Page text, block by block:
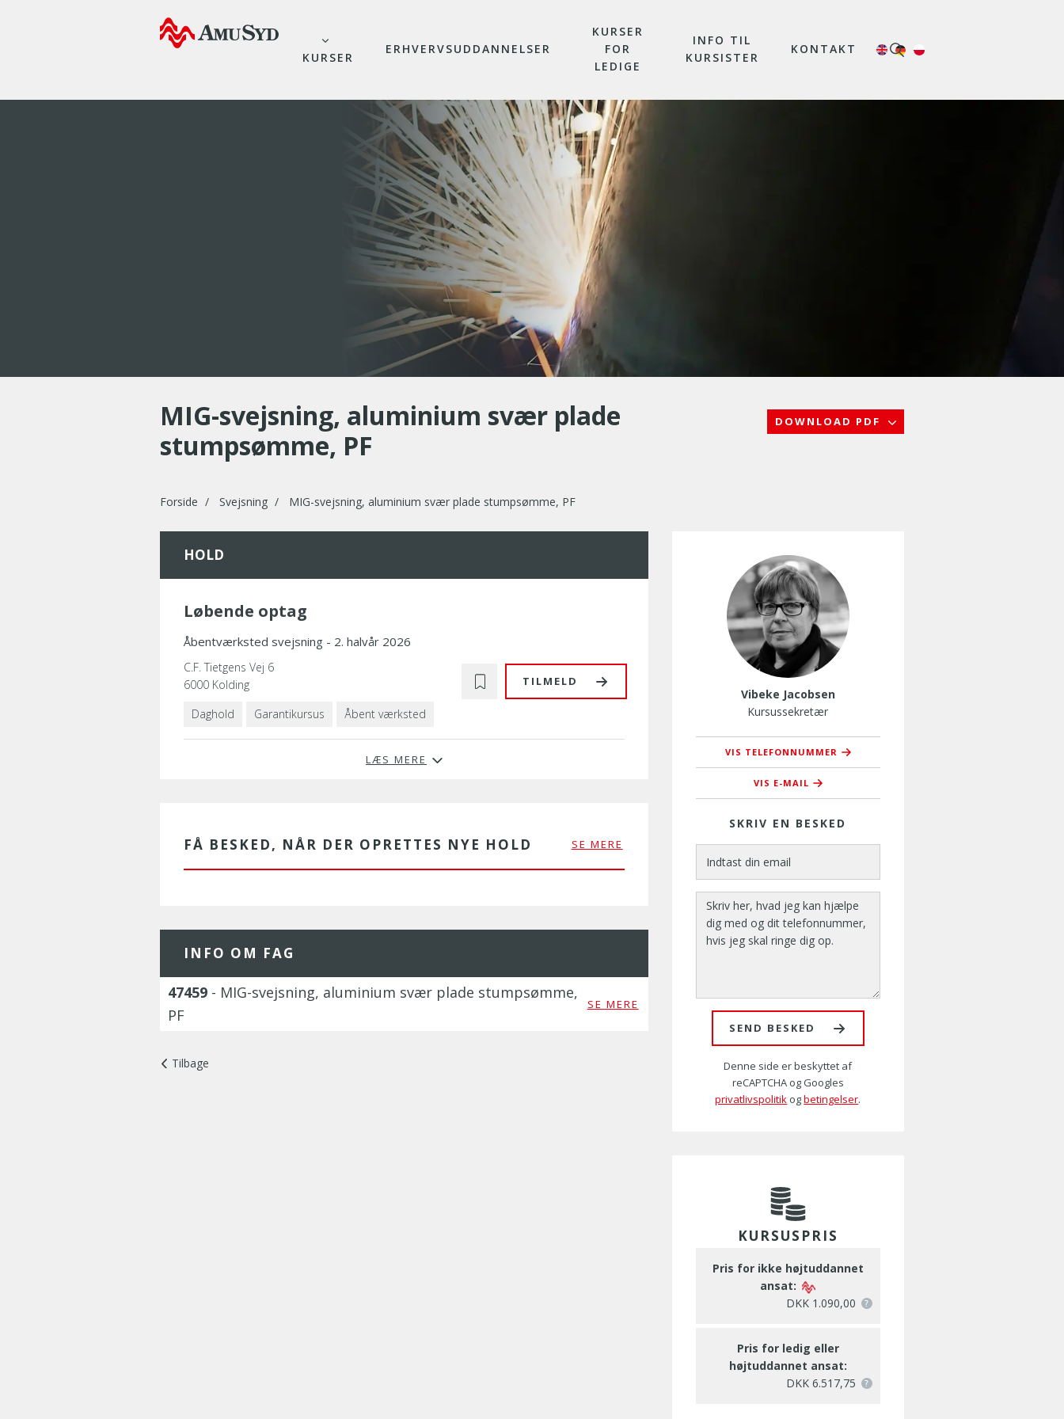
KURSER
ERHVERVSUDDANNELSER
KURSER
FOR
LEDIGE
INFO TIL
KURSISTER
KONTAKT
MIG-svejsning, aluminium svær plade
stumpsømme, PF
DOWNLOAD PDF
Forside Svejsning MIG-svejsning, aluminium svær plade stumpsømme, PF
HOLD
Løbende optag
Åbentværksted svejsning - 2. halvår 2026
C.F. Tietgens Vej 6
6000 Kolding
Daghold
Garantikursus Åbent værksted
TILMELD
LÆS MERE
FÅ BESKED, NÅR DER OPRETTES NYE HOLD SE MERE
INFO OM FAG
47459 - MIG-svejsning, aluminium svær plade stumpsømme,
PF
SE MERE
Tilbage
Vibeke Jacobsen
Kursussekretær
VIS TELEFONNUMMER
76 37 37 43
VIS E-MAIL
vip@amusyd.dk
SKRIV EN BESKED
SEND BESKED
Denne side er beskyttet af
reCAPTCHA og Googles
privatlivspolitik ogbetingelser.
KURSUSPRIS
Pris for ikke højtuddannet
ansat:
DKK 1.090,00
Pris for ledig eller
højtuddannet ansat:
DKK 6.517,75